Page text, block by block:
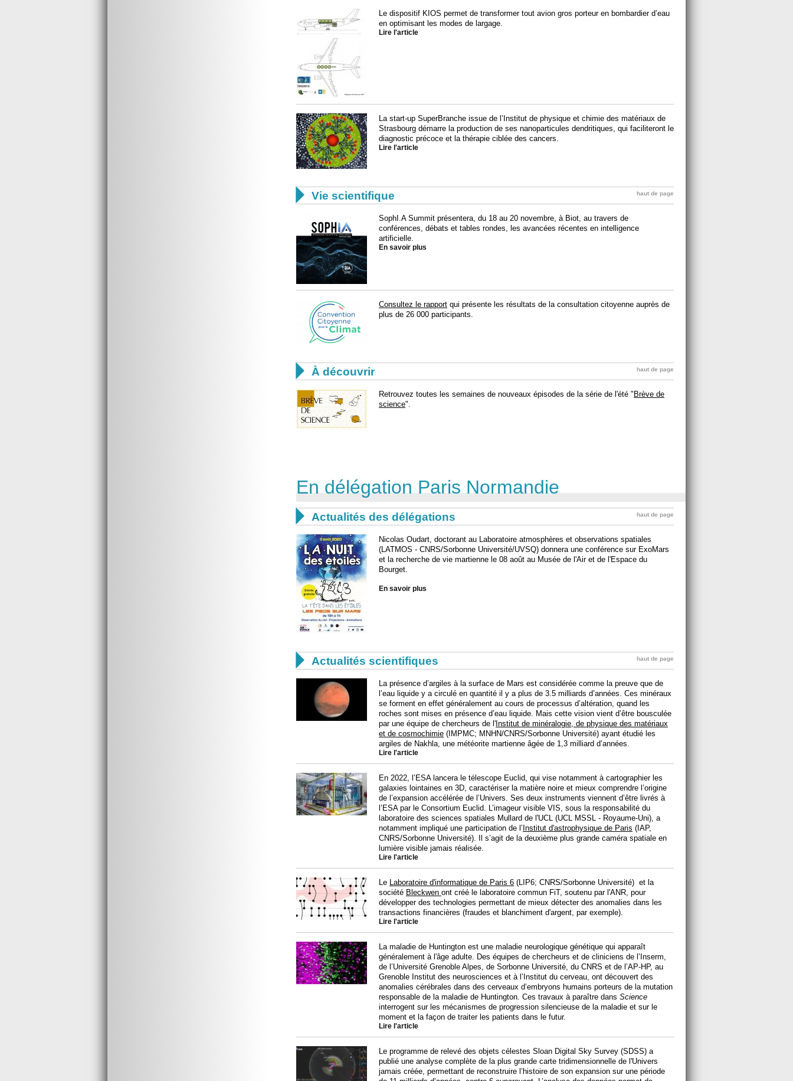
Le dispositif KIOS permet de transformer tout avion gros porteur en bombardier d’eau
en optimisant les modes de largage.
Lire l'article
La start-up SuperBranche issue de l’Institut de physique et chimie des matériaux de
Strasbourg démarre la production de ses nanoparticules dendritiques, qui faciliteront le
diagnostic précoce et la thérapie ciblée des cancers.
Lire l'article
 Vie scientifique haut de page
SophI.A Summit présentera, du 18 au 20 novembre, à Biot, au travers de
conférences, débats et tables rondes, les avancées récentes en intelligence
artificielle.
En savoir plus
Consultez le rapport qui présente les résultats de la consultation citoyenne auprès de
plus de 26 000 participants.
 À découvrir haut de page
Retrouvez toutes les semaines de nouveaux épisodes de la série de l'été "Brève de
science".
En délégation Paris Normandie
 Actualités des délégations haut de page
Nicolas Oudart, doctorant au Laboratoire atmosphères et observations spatiales
(LATMOS - CNRS/Sorbonne Université/UVSQ) donnera une conférence sur ExoMars
et la recherche de vie martienne le 08 août au Musée de l'Air et de l'Espace du
Bourget.
En savoir plus
 Actualités scientifiques haut de page
La présence d’argiles à la surface de Mars est considérée comme la preuve que de
l’eau liquide y a circulé en quantité il y a plus de 3.5 milliards d’années. Ces minéraux
se forment en effet généralement au cours de processus d’altération, quand les
roches sont mises en présence d’eau liquide. Mais cette vision vient d’être bousculée
par une équipe de chercheurs de l' Institut de minéralogie, de physique des matériaux
et de cosmochimie (IMPMC; MNHN/CNRS/Sorbonne Université) ayant étudié les
argiles de Nakhla, une météorite martienne âgée de 1,3 milliard d’années.
Lire l'article
En 2022, l’ESA lancera le télescope Euclid, qui vise notamment à cartographier les
galaxies lointaines en 3D, caractériser la matière noire et mieux comprendre l’origine
de l’expansion accélérée de l’Univers. Ses deux instruments viennent d’être livrés à
l’ESA par le Consortium Euclid. L’imageur visible VIS, sous la responsabilité du
laboratoire des sciences spatiales Mullard de l'UCL (UCL MSSL - Royaume-Uni), a
notamment impliqué une participation de l’ Institut d'astrophysique de Paris (IAP,
CNRS/Sorbonne Université). Il s’agit de la deuxième plus grande caméra spatiale en
lumière visible jamais réalisée.
Lire l'article
Le Laboratoire d'informatique de Paris 6 (LIP6; CNRS/Sorbonne Université) et la
société Bleckwen ont créé le laboratoire commun FiT, soutenu par l'ANR, pour
développer des technologies permettant de mieux détecter des anomalies dans les
transactions financières (fraudes et blanchiment d'argent, par exemple).
Lire l'article
La maladie de Huntington est une maladie neurologique génétique qui apparaît
généralement à l'âge adulte. Des équipes de chercheurs et de cliniciens de l’Inserm,
de l’Université Grenoble Alpes, de Sorbonne Université, du CNRS et de l’AP-HP, au
Grenoble Institut des neurosciences et à l’Institut du cerveau, ont découvert des
anomalies cérébrales dans des cerveaux d’embryons humains porteurs de la mutation
responsable de la maladie de Huntington. Ces travaux à paraître dans Science
interrogent sur les mécanismes de progression silencieuse de la maladie et sur le
moment et la façon de traiter les patients dans le futur.
Lire l'article
Le programme de relevé des objets célestes Sloan Digital Sky Survey (SDSS) a
publié une analyse complète de la plus grande carte tridimensionnelle de l'Univers
jamais créée, permettant de reconstruire l’histoire de son expansion sur une période